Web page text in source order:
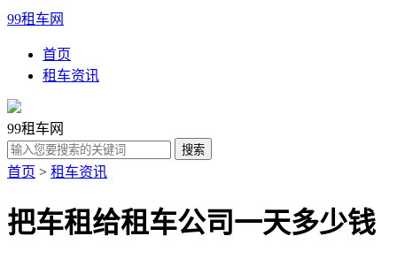
99租车网
首页
租车资讯
99租车网
首页 > 租车资讯
把车租给租车公司一天多少钱